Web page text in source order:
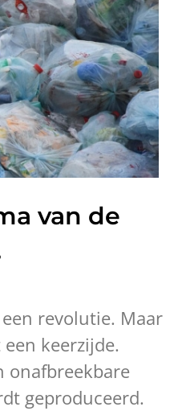
van de
revolutie. Maar
keerzijde.
onafbreekbare
geproduceerd.